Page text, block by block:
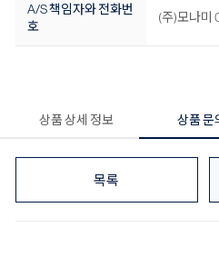
A/S 책임자와 전화번
호
(주)모나미
상품 상세 정보 상품 문
목록